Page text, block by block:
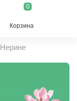
0
Корзина
Нерине